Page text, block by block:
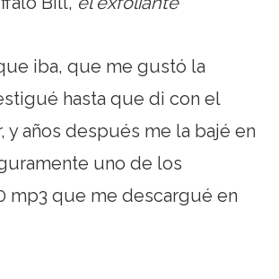
iba, que me gustó la
hasta que di con el
y años después me la bajé en
uno de los
mp3 que me descargué en